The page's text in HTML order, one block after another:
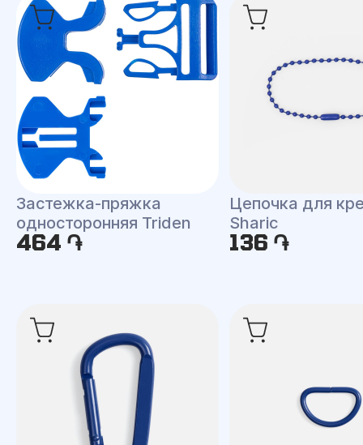
Застежка-пряжка
односторонняя Triden
464 ֏
Цепочка для
Sharic
136 ֏